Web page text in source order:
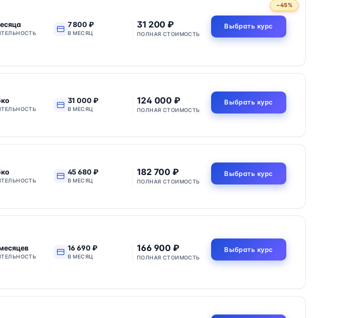
−45%
7 800 ₽
В МЕСЯЦ
31 200 ₽
ПОЛНАЯ СТОИМОСТЬ
Выбрать курс
31 000 ₽
В МЕСЯЦ
124 000 ₽
ПОЛНАЯ СТОИМОСТЬ
Выбрать курс
45 680 ₽
В МЕСЯЦ
182 700 ₽
ПОЛНАЯ СТОИМОСТЬ
Выбрать курс
16 690 ₽
В МЕСЯЦ
166 900 ₽
ПОЛНАЯ СТОИМОСТЬ
Выбрать курс